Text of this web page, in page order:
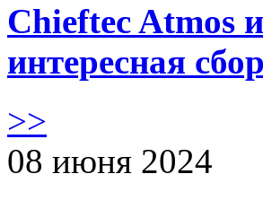
Chieftec Atmos
интересная
>>
08 июня 2024